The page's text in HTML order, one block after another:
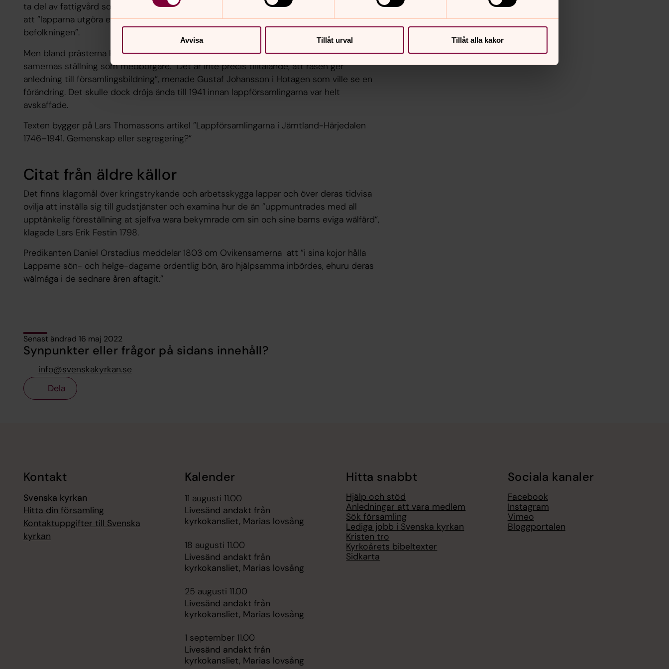
Avvisa Tillåt urval Tillåt alla kakor
ta del av fattigvård som en kategori för sig. Han menade att man inte kunde bortse från
att ”lapparna utgöra en stam för sig, känna det så och betraktas så av den svenska
befolkningen”.
Men bland prästerna kunde man med tiden också se att förändringen skulle förbättra
samernas ställning som medborgare. ”Det är inte precis tilltalande, att rasen ger
anledning till församlingsbildning”, menade Gustaf Johansson i Hotagen som ville se en
förändring. Det skulle dock dröja ända till 1941 innan lappförsamlingarna var helt
avskaffade.
Texten bygger på Lars Thomassons artikel ”Lappförsamlingarna i Jämtland-Härjedalen
1746–1941. Gemenskap eller segregering?”
Citat från äldre källor
Det finns klagomål över kringstrykande och arbetsskygga lappar och över deras tidvisa
ovilja att inställa sig till gudstjänster och examina hur de än ”uppmuntrades med all
upptänkelig föreställning at sjelfva wara bekymrade om sin och sine barns eviga wälfärd”,
klagade Lars Erik Festin 1798.
Predikanten Daniel Orstadius meddelar 1803 om Ovikensamerna att ”i sina kojor hålla
Lapparne sön- och helge-dagarne ordentlig bön, äro hjälpsamma inbördes, ehuru deras
wälmåga i de sednare åren aftagit.”
Senast ändrad 16 maj 2022
Synpunkter eller frågor på sidans innehåll?
info@svenskakyrkan.se
Dela
Kontakt
Svenska kyrkan
Hitta din församling
Kontaktuppgifter till Svenska
kyrkan
Kalender
11 augusti 11.00
Livesänd andakt från
kyrkokansliet, Marias lovsång
18 augusti 11.00
Livesänd andakt från
kyrkokansliet, Marias lovsång
25 augusti 11.00
Livesänd andakt från
kyrkokansliet, Marias lovsång
1 september 11.00
Livesänd andakt från
kyrkokansliet, Marias lovsång
Hitta snabbt
Hjälp och stöd
Anledningar att vara medlem
Sök församling
Lediga jobb i Svenska kyrkan
Kristen tro
Kyrkoårets bibeltexter
Sidkarta
Sociala kanaler
Facebook
Instagram
Vimeo
Bloggportalen